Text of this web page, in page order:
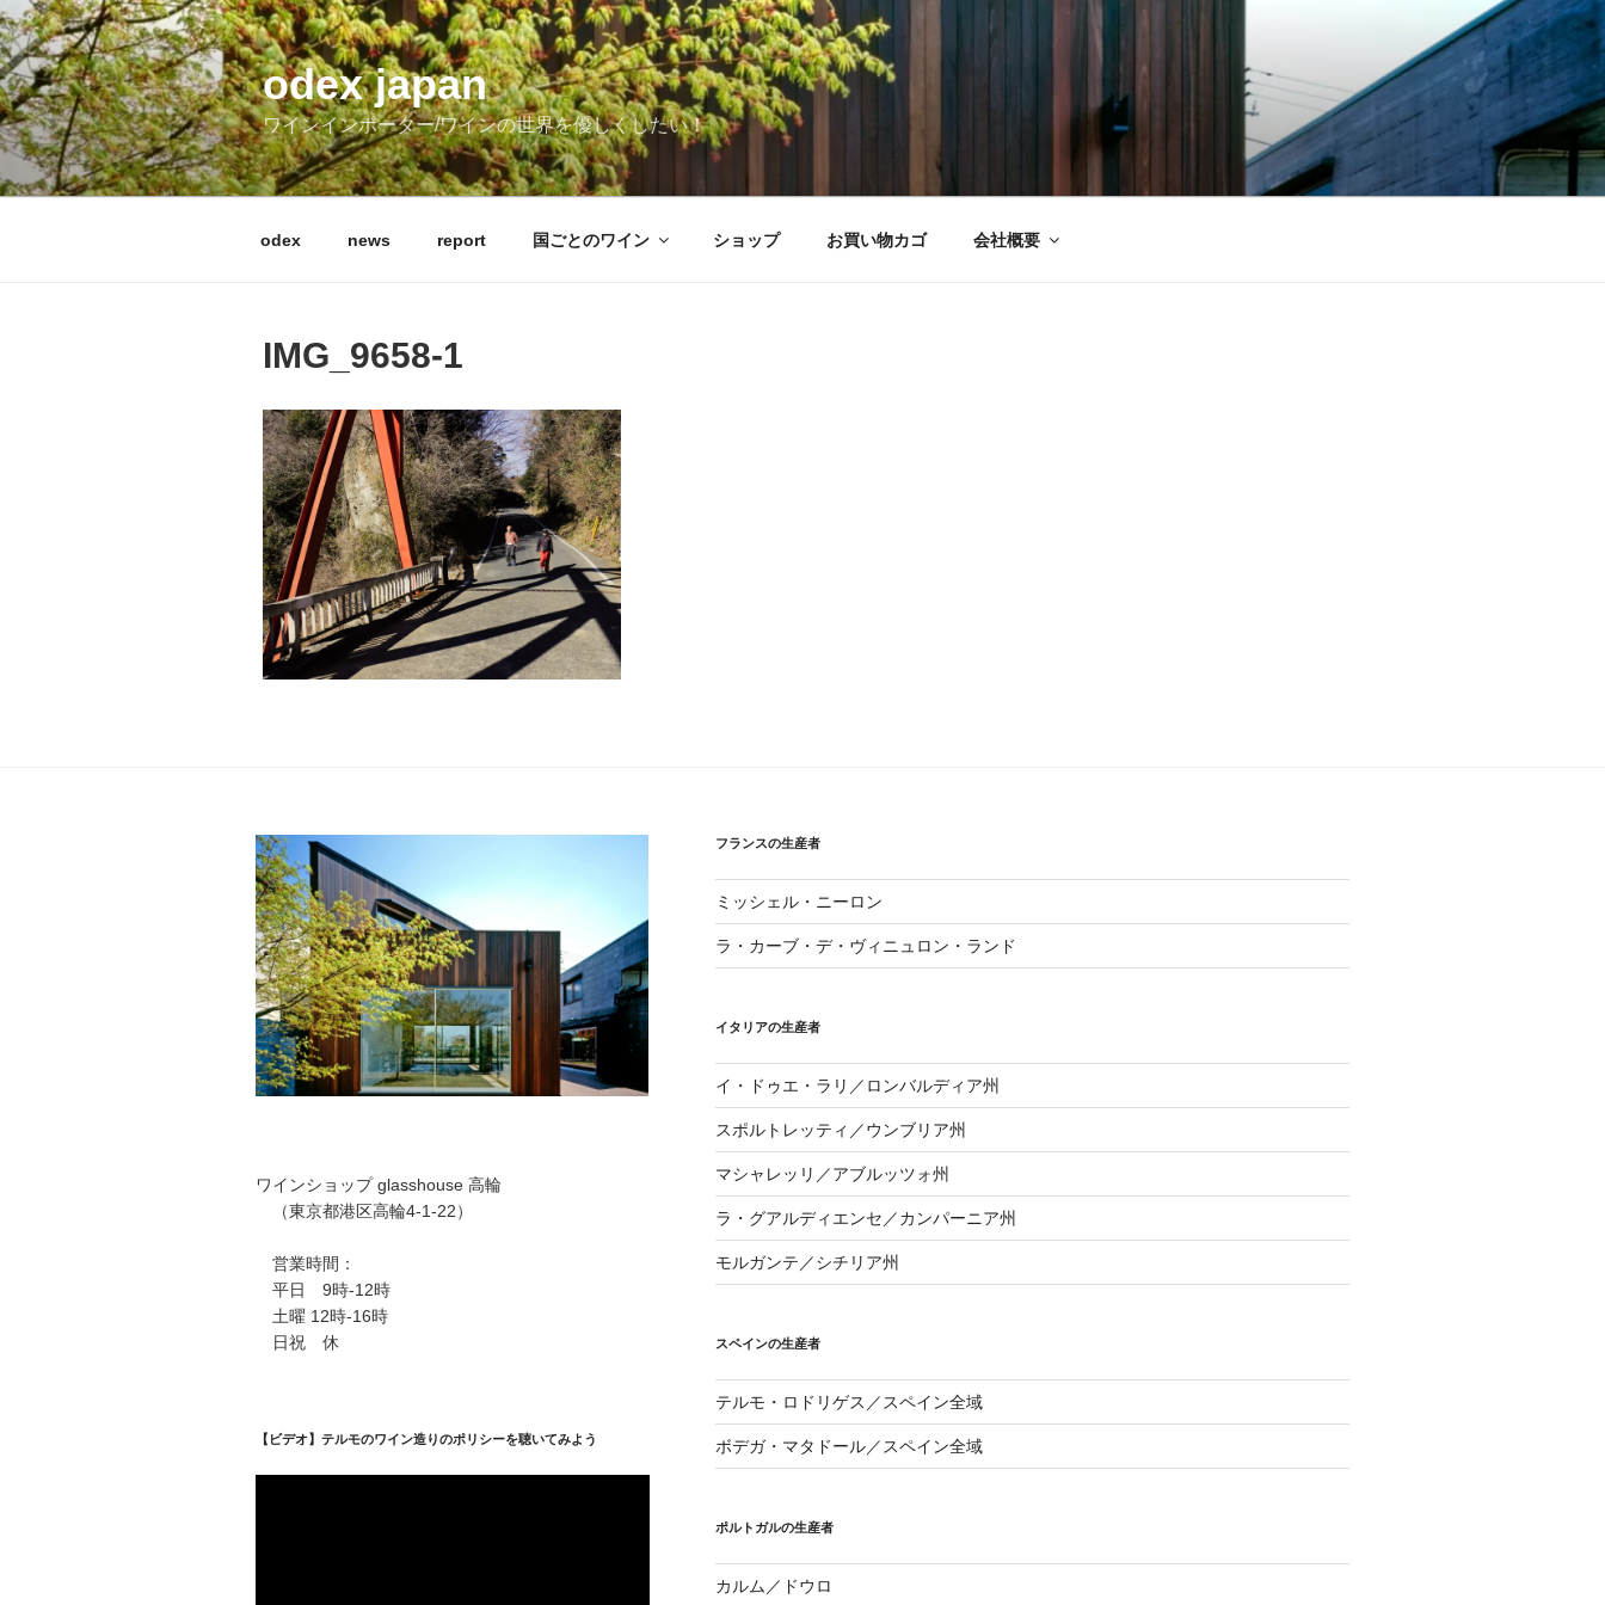
コ
ン
テ
ン
ツ
へ
ス
odex japan
ワインインポーター/ワインの世界を優しくしたい！
odex news report 国ごとのワイン ショップ お買い物カゴ 会社概要
IMG_9658-1
ワインショップ glasshouse 高輪
（東京都港区高輪4-1-22）
営業時間：
平日 9時-12時
土曜 12時-16時
日祝 休
【ビデオ】テルモのワイン造りのポリシーを聴いてみよう
フランスの生産者
ミッシェル・ニーロン
ラ・カーブ・デ・ヴィニュロン・ランド
イタリアの生産者
イ・ドゥエ・ラリ／ロンバルディア州
スポルトレッティ／ウンブリア州
マシャレッリ／アブルッツォ州
ラ・グアルディエンセ／カンパーニア州
モルガンテ／シチリア州
スペインの生産者
テルモ・ロドリゲス／スペイン全域
ボデガ・マタドール／スペイン全域
ポルトガルの生産者
カルム／ドウロ